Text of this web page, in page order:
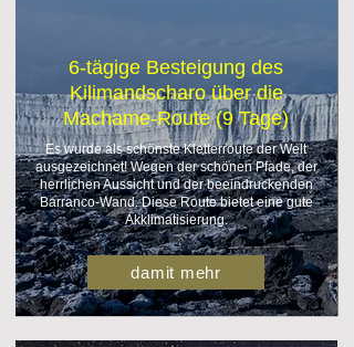
6-tägige Besteigung des
Kilimandscharo über die
Machame-Route (9 Tage)
Es wurde als schönste Kletterroute der Welt
ausgezeichnet! Wegen der schönen Pfade, der
herrlichen Aussicht und der beeindruckenden
Barranco-Wand. Diese Route bietet eine gute
Akklimatisierung.
damit mehr